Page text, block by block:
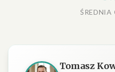
ŚREDNIA
Tomasz